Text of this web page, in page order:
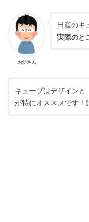
お父さん
日産のキ
実際のと
キューブはデザインと
が特にオススメです！